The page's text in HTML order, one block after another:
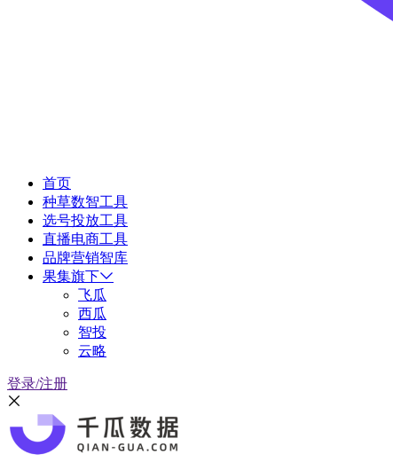
首页
种草数智工具
选号投放工具
直播电商工具
品牌营销智库
果集旗下
飞瓜
西瓜
智投
云略
登录/注册